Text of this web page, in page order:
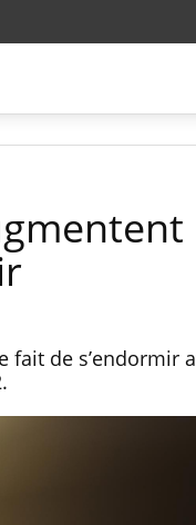
de s’endormir